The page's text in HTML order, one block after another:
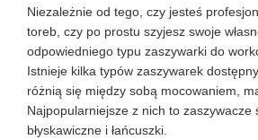
Niezależnie od tego, czy jesteś
toreb, czy po prostu szyjesz swoje
odpowiedniego typu zaszywarki do
Istnieje kilka typów zaszywarek
różnią się między sobą mocowaniem,
Najpopularniejsze z nich to zaszywacze
błyskawiczne i łańcuszki.